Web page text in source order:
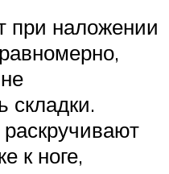
при наложении
складки.
к ноге,